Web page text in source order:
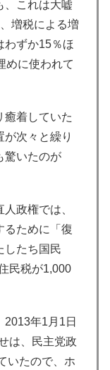
、これは大嘘
増税による増
わずか15％ほ
めに使われて
癒着していた
次々と繰り
驚いたのが
政権では、
るために「復
したち国民
民税が1,000
2013年1月1日
は、民主党政
いたので、ホ